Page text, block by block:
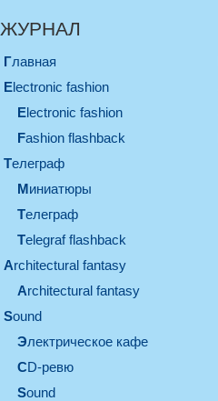
ЖУРНАЛ
Главная
electronic fashion
electronic fashion
Fashion flashback
телеграф
миниатюры
телеграф
Telegraf flashback
architectural fantasy
architectural fantasy
sound
электрическое кафе
CD-ревю
sound